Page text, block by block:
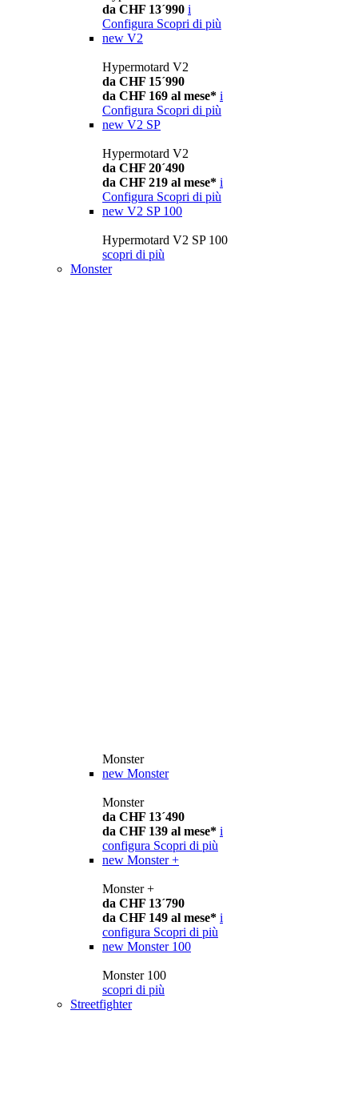
da CHF 13´990 i
Configura Scopri di più
new V2
Hypermotard V2
da CHF 15´990
da CHF 169 al mese* i
Configura Scopri di più
new V2 SP
Hypermotard V2
da CHF 20´490
da CHF 219 al mese* i
Configura Scopri di più
new V2 SP 100
Hypermotard V2 SP 100
scopri di più
Monster
Monster
new Monster
Monster
da CHF 13´490
da CHF 139 al mese* i
configura Scopri di più
new Monster +
Monster +
da CHF 13´790
da CHF 149 al mese* i
configura Scopri di più
new Monster 100
Monster 100
scopri di più
Streetfighter